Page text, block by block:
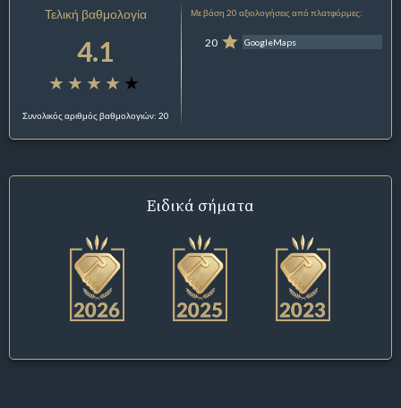
Τελική βαθμολογία
4.1
Συνολικός αριθμός βαθμολογιών: 20
Με βάση 20 αξιολογήσεις από πλατφόρμες:
20 GoogleMaps
Ειδικά σήματα